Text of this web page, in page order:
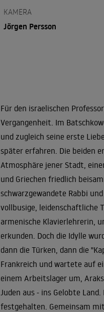
KAMERA
Jörgen Persson
Für den israelischen
Vergangenheit. Im
und zugleich seine erste
später erfahren. Die beiden
Atmosphäre jener Stadt,
und Griechen friedlich
schwarzgewandete Rabbi
vollbusige, leidenschaftliche
armenische Klavierlehrerin,
erkunden. Doch die Idylle
dann die Türken, dann die
Frankreich und wartete auf
einem Arbeitslager um,
Juden aus - ins Gelobte
festgehalten. Gemeinsam